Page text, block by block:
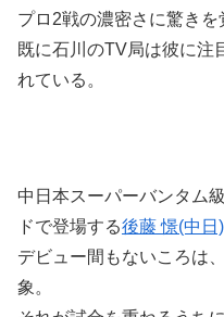
プロ2戦の濃密さに驚きを
既に石川のTV局は彼に注
れている。
中日本スーパーバンタム
ドで登場する後藤 憬(中日)
デビュー間もないころは
象。